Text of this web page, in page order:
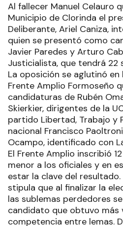
Al fallecer Manuel Celauro
Municipio de Clorinda el
Deliberante, Ariel Caniza,
quien se presentó como
Javier Paredes y Arturo
Justicialista, que tendrá 22
La oposición se aglutinó
Frente Amplio Formoseño
candidaturas de Rubén
Skierkier, dirigentes de la
partido Libertad, Trabajo y
nacional Francisco
Ocampo, identificado con
El Frente Amplio inscribió
menor a los oficiales y en
estar la clave del resultado.
stipula que al finalizar la
las sublemas perdedores
candidato que obtuvo más
competencia entre lemas.